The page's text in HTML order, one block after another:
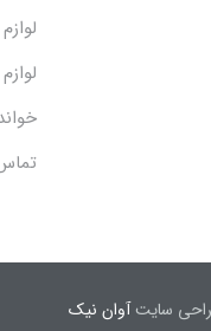
سایتآوان نیک